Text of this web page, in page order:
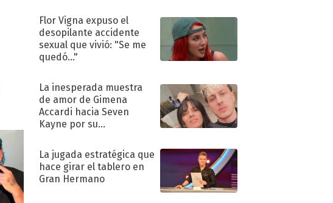
Flor Vigna expuso el
desopilante accidente
sexual que vivió: "Se me
quedó..."
La inesperada muestra
de amor de Gimena
Accardi hacia Seven
Kayne por su
La jugada estratégica que
hace girar el tablero en
Gran Hermano